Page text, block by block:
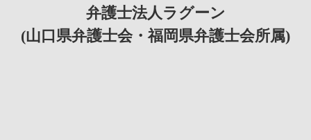
弁護士法人ラグーン
(山口県弁護士会・福岡県弁護士会所属)